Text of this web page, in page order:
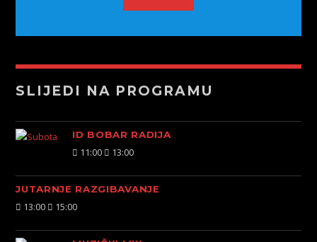
SLIJEDI NA PROGRAMU
ID BOBAR RADIJA
11:00 13:00
JUTARNJE RAZGIBAVANJE
13:00 15:00